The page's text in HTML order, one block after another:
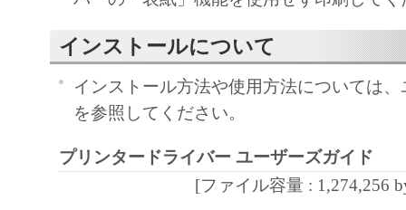
「本ソフトウェア」に係る権原および所有
によりキヤノンまたはキヤノンのライセン
す。
インストールについて
インストール方法や使用方法については
を参照してください。
プリンタードライバー ユーザーズガイド
[ファイル容量 : 1,274,256